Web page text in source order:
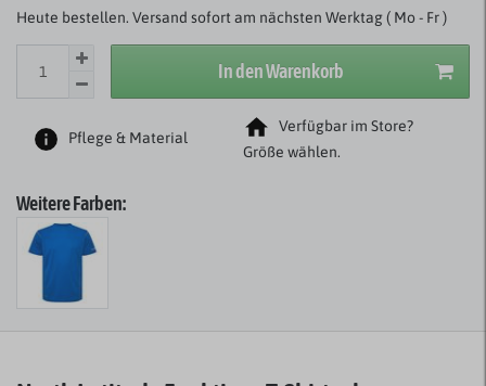
Heute bestellen. Versand sofort am nächsten Werktag ( Mo - Fr )
In den Warenkorb
Pflege & Material
Verfügbar im Store?
Größe wählen.
Weitere Farben: